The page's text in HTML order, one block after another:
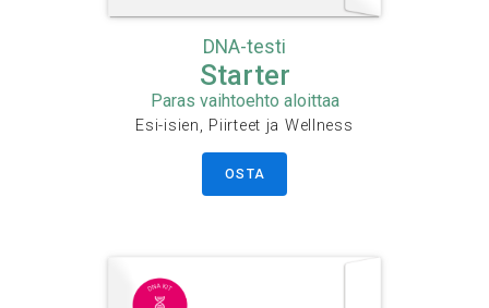
DNA-testi
Starter
Paras vaihtoehto aloittaa
Esi-isien, Piirteet ja Wellness
OSTA